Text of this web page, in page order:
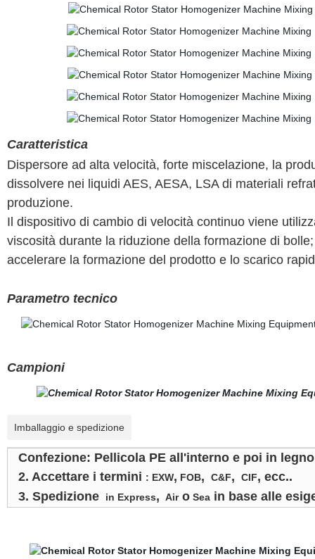
Caratteristica
Dispersore ad alta velocità, forte miscelazione, la
dissolvere nei liquidi AES, AESA, LSA di materiali
produzione.
Il dispositivo di cambio di velocità continuo viene
viscosità durante la riduzione della formazione di
accelerare la formazione del prodotto e lo scarico
Parametro tecnico
Campioni
Imballaggio e spedizione
Confezione: Pellicola PE all'interno e poi in
2. Accettare i termini : EXW, FOB, C&F, CIF, ecc..
3. Spedizione
in Express, AiroSeain base alle